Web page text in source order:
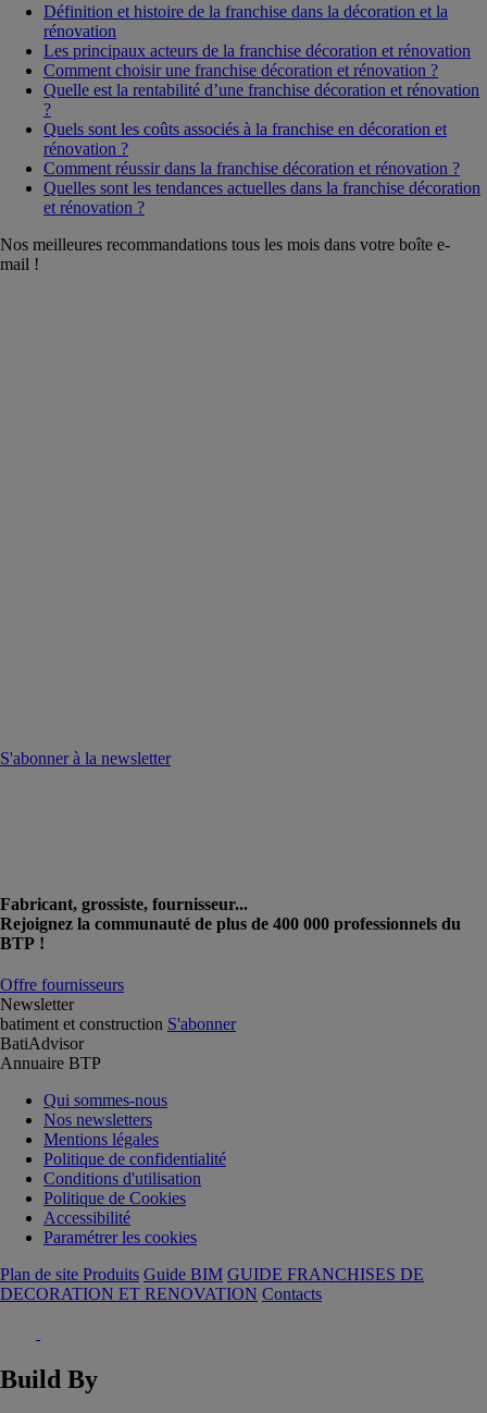
Définition et histoire de la franchise dans la décoration et la
rénovation
Les principaux acteurs de la franchise décoration et rénovation
Comment choisir une franchise décoration et rénovation ?
Quelle est la rentabilité d’une franchise décoration et rénovation
?
Quels sont les coûts associés à la franchise en décoration et
rénovation ?
Comment réussir dans la franchise décoration et rénovation ?
Quelles sont les tendances actuelles dans la franchise décoration
et rénovation ?
Nos meilleures recommandations tous les mois dans votre boîte e-
mail !
S'abonner à la newsletter
Fabricant, grossiste, fournisseur...
Rejoignez la communauté de plus de 400 000 professionnels du
BTP !
Offre fournisseurs
Newsletter
batiment et construction S'abonner
BatiAdvisor
Annuaire BTP
Qui sommes-nous
Nos newsletters
Mentions légales
Politique de confidentialité
Conditions d'utilisation
Politique de Cookies
Accessibilité
Paramétrer les cookies
Plan de site Produits Guide BIM GUIDE FRANCHISES DE
DECORATION ET RENOVATION Contacts
Build By